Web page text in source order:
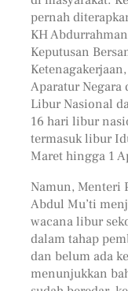
pernah
KH
Keputusan
Aparatur Negara
Libur Nasional
16 hari libur
termasuk libur
Maret hingga 1
Namun, Menteri
Abdul Mu’ti
wacana libur
dalam tahap
dan belum ada
menunjukkan